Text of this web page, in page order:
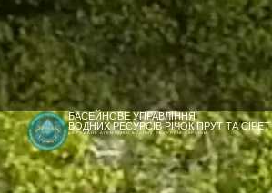
БАСЕЙНОВЕ УПРАВЛІННЯ
ВОДНИХ РЕСУРСІВ РІЧОК ПРУТ ТА СІРЕТ
ДЕРЖАВНЕ АГЕНТСТВО ВОДНИХ РЕСУРСІВ УКРАЇНИ